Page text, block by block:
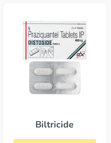
Biltricide